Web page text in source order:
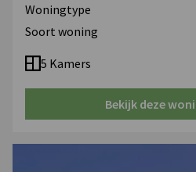
Woningtype
Soort woning
5 Kamers
Bekijk deze